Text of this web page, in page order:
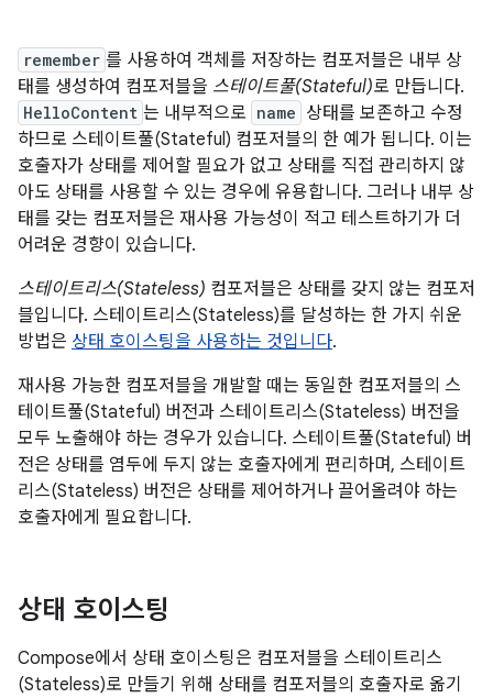
remember 를 사용하여 객체를 저장하는 컴포저블은 내부 상
태를 생성하여 컴포저블을 스테이트풀(Stateful)로 만듭니다.
HelloContent 는 내부적으로 name 상태를 보존하고 수정
하므로 스테이트풀(Stateful) 컴포저블의 한 예가 됩니다. 이는
호출자가 상태를 제어할 필요가 없고 상태를 직접 관리하지 않
아도 상태를 사용할 수 있는 경우에 유용합니다. 그러나 내부 상
태를 갖는 컴포저블은 재사용 가능성이 적고 테스트하기가 더
어려운 경향이 있습니다.
스테이트리스(Stateless) 컴포저블은 상태를 갖지 않는 컴포저
블입니다. 스테이트리스(Stateless)를 달성하는 한 가지 쉬운
방법은 상태 호이스팅을 사용하는 것입니다.
재사용 가능한 컴포저블을 개발할 때는 동일한 컴포저블의 스
테이트풀(Stateful) 버전과 스테이트리스(Stateless) 버전을
모두 노출해야 하는 경우가 있습니다. 스테이트풀(Stateful) 버
전은 상태를 염두에 두지 않는 호출자에게 편리하며, 스테이트
리스(Stateless) 버전은 상태를 제어하거나 끌어올려야 하는
호출자에게 필요합니다.
상태 호이스팅
Compose에서 상태 호이스팅은 컴포저블을 스테이트리스
(Stateless)로 만들기 위해 상태를 컴포저블의 호출자로 옮기